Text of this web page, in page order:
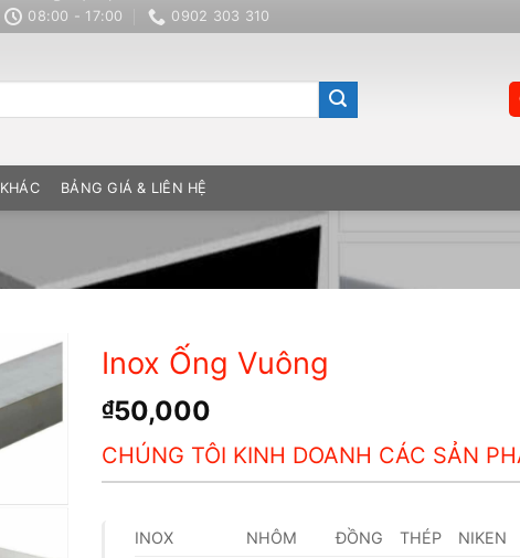
08:00 - 17:00 0902 303 310
KHÁC BẢNG GIÁ & LIÊN HỆ
Inox Ống Vuông
₫50,000
CHÚNG TÔI KINH DOANH CÁC SẢN
INOX NHÔM ĐỒNG THÉP NIKEN